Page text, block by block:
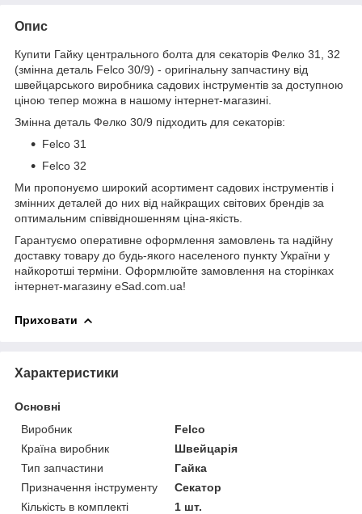
Опис
Купити Гайку центрального болта для секаторів Фелко 31, 32
(змінна деталь Felco 30/9) - оригінальну запчастину від
швейцарського виробника садових інструментів за доступною
ціною тепер можна в нашому інтернет-магазині.
Змінна деталь Фелко 30/9 підходить для секаторів:
Felco 31
Felco 32
Ми пропонуємо широкий асортимент садових інструментів і
змінних деталей до них від найкращих світових брендів за
оптимальним співвідношенням ціна-якість.
Гарантуємо оперативне оформлення замовлень та надійну
доставку товару до будь-якого населеного пункту України у
найкоротші терміни. Оформлюйте замовлення на сторінках
інтернет-магазину eSad.com.ua!
Приховати
Характеристики
Основні
Виробник
Felco
Країна виробник
Швейцарія
Тип запчастини
Гайка
Призначення інструменту
Секатор
Кількість в комплекті
1 шт.